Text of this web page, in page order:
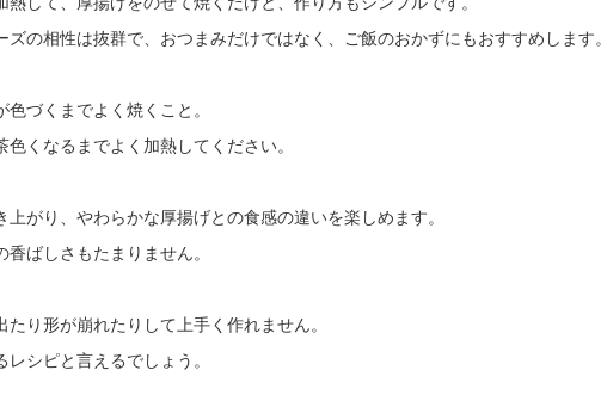
の相性は抜群で、おつまみだけではなく、ご飯のおかずにもおすすめします。
づくまでよく焼くこと。
くなるまでよく加熱してください。
がり、やわらかな厚揚げとの食感の違いを楽しめます。
ばしさもたまりません。
り形が崩れたりして上手く作れません。
シピと言えるでしょう。